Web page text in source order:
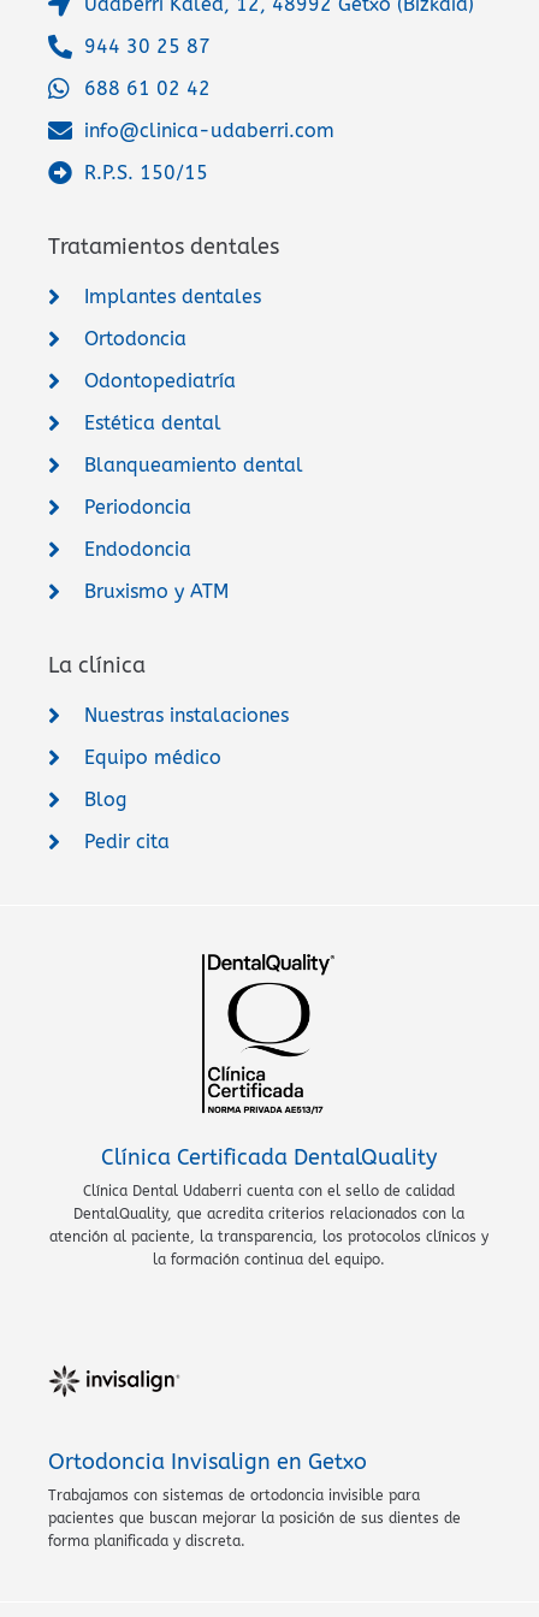
944 30 25 87
688 61 02 42
info@clinica-udaberri.com
R.P.S. 150/15
Tratamientos dentales
Implantes dentales
Ortodoncia
Odontopediatría
Estética dental
Blanqueamiento dental
Periodoncia
Endodoncia
Bruxismo y ATM
La clínica
Nuestras instalaciones
Equipo médico
Blog
Pedir cita
Clínica Certificada DentalQuality
Clínica Dental Udaberri cuenta con el sello de calidad
DentalQuality, que acredita criterios relacionados con la
atención al paciente, la transparencia, los protocolos clínicos y
la formación continua del equipo.
Ortodoncia Invisalign en Getxo
Trabajamos con sistemas de ortodoncia invisible para
pacientes que buscan mejorar la posición de sus dientes de
forma planificada y discreta.